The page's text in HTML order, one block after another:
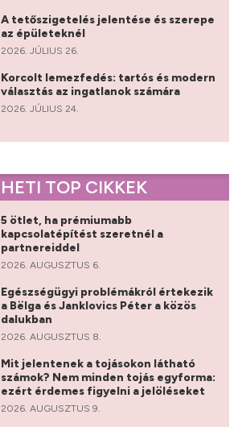
A tetőszigetelés jelentése és szerepe
az épületeknél
2026. JÚLIUS 26.
Korcolt lemezfedés: tartós és modern
választás az ingatlanok számára
2026. JÚLIUS 24.
HETI TOP CIKKEK
5 ötlet, ha prémiumabb
kapcsolatépítést szeretnél a
partnereiddel
2026. AUGUSZTUS 6.
Egészségügyi problémákról értekezik
a Bëlga és Janklovics Péter a közös
dalukban
2026. AUGUSZTUS 8.
Mit jelentenek a tojásokon látható
számok? Nem minden tojás egyforma:
ezért érdemes figyelni a jelöléseket
2026. AUGUSZTUS 9.